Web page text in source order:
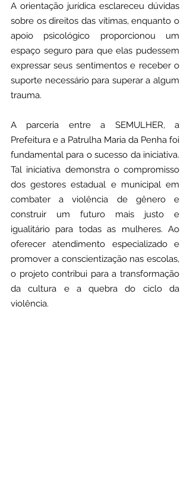
A orientação jurídica esclareceu dúvidas
sobre os direitos das vítimas, enquanto o
apoio psicológico proporcionou um
espaço seguro para que elas pudessem
expressar seus sentimentos e receber o
suporte necessário para superar a algum
trauma.
A parceria entre a SEMULHER, a
Prefeitura e a Patrulha Maria da Penha foi
fundamental para o sucesso da iniciativa.
Tal iniciativa demonstra o compromisso
dos gestores estadual e municipal em
combater a violência de gênero e
construir um futuro mais justo e
igualitário para todas as mulheres. Ao
oferecer atendimento especializado e
promover a conscientização nas escolas,
o projeto contribui para a transformação
da cultura e a quebra do ciclo da
violência.